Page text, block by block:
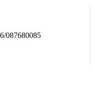
087680085